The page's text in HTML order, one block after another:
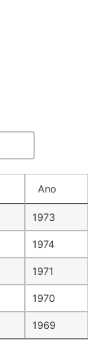
Ano
1973
1974
1971
1970
1969